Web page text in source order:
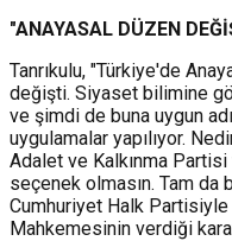
"ANAYASAL DÜZEN
Tanrıkulu, "Türkiye'de
değişti. Siyaset bilimine
ve şimdi de buna uygun
uygulamalar yapılıyor.
Adalet ve Kalkınma
seçenek olmasın. Tam
Cumhuriyet Halk
Mahkemesinin verdiği